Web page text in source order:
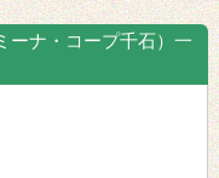
ーナ・コープ千石）一